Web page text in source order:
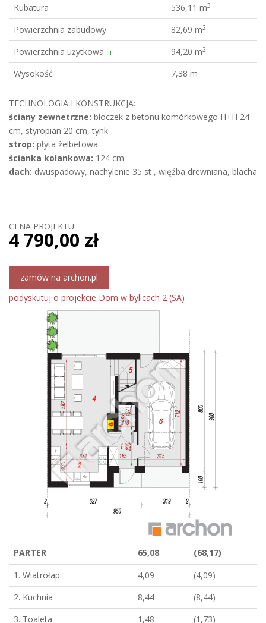
Kubatura
536,11 m3
Powierzchnia zabudowy 82,69 m2
Powierzchnia użytkowa [i] 94,20 m2
Wysokość 7,38 m
TECHNOLOGIA I KONSTRUKCJA:
ściany zewnetrzne: bloczek z betonu komórkowego H+H 24
cm, styropian 20 cm, tynk
strop: płyta żelbetowa
ścianka kolankowa: 124 cm
dach: dwuspadowy, nachylenie 35 st , więźba drewniana, blacha
CENA PROJEKTU:
4 790,00 zł
zamów na archon.pl
podyskutuj o projekcie Dom w bylicach 2 (SA)
PARTER 65,08
(68,17)
1. Wiatrołap
4,09
(4,09)
2. Kuchnia
8,44
(8,44)
3. Toaleta
1,48 (1,73)